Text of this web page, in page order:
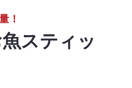
！
スティッ